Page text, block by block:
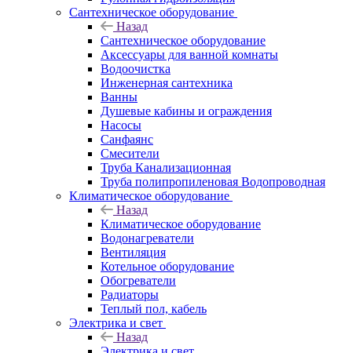
Сантехническое оборудование
Назад
Сантехническое оборудование
Аксессуары для ванной комнаты
Водоочистка
Инженерная сантехника
Ванны
Душевые кабины и ограждения
Насосы
Санфаянс
Смесители
Труба Канализационная
Труба полипропиленовая Водопроводная
Климатическое оборудование
Назад
Климатическое оборудование
Водонагреватели
Вентиляция
Котельное оборудование
Обогреватели
Радиаторы
Теплый пол, кабель
Электрика и свет
Назад